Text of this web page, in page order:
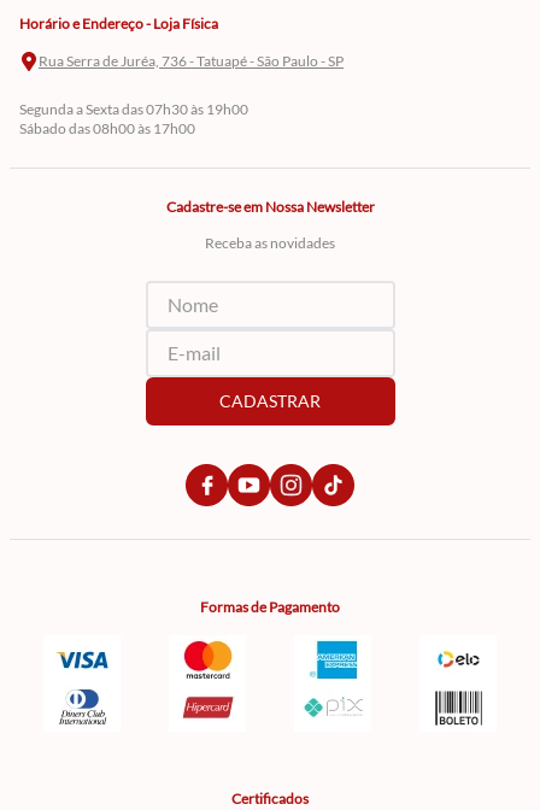
Horário e Endereço - Loja Física
Rua Serra de Juréa, 736 - Tatuapé - São Paulo - SP
Segunda a Sexta das 07h30 às 19h00
Sábado das 08h00 às 17h00
Cadastre-se em Nossa Newsletter
Receba as novidades
CADASTRAR
Formas de Pagamento
Certificados